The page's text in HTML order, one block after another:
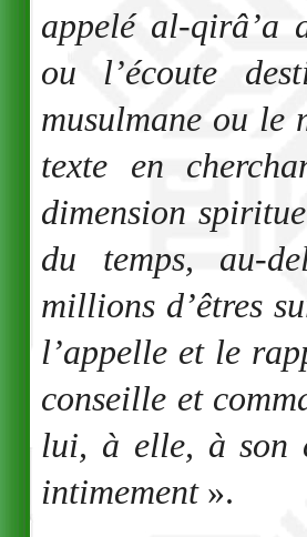
appelé al-qirâ’a
ou l’écoute
musulmane ou le
texte en
dimension
du temps, au-
millions d’êtres
l’appelle et le
conseille et
lui, à elle, à son
intimement».